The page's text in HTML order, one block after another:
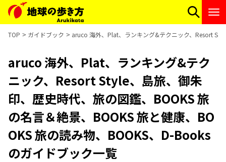
TOP ガイドブック aruco 海外、Plat、ランキング&テクニック、Resort
aruco 海外、Plat、ランキング&テク
ニック、Resort Style、島旅、御朱
印、歴史時代、旅の図鑑、BOOKS 旅
の名言＆絶景、BOOKS 旅と健康、BO
OKS 旅の読み物、BOOKS、D-Books
のガイドブック一覧